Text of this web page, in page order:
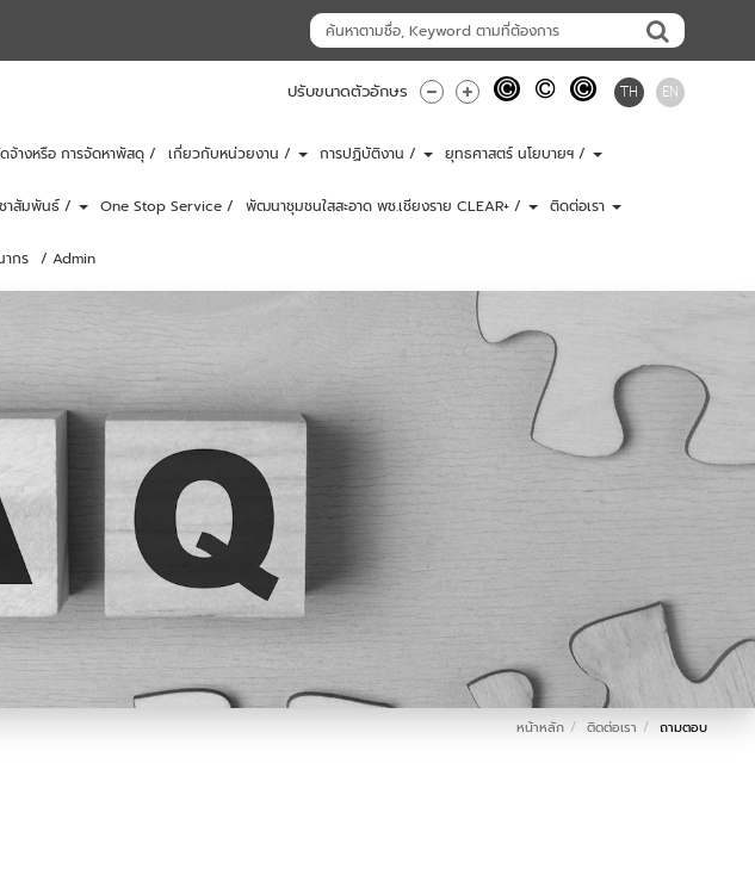
ปรับขนาดตัวอักษร TH EN
จ้างหรือ การจัดหาพัสดุ / เกี่ยวกับหน่วยงาน / การปฏิบัติงาน / ยุทธศาสตร์ นโยบายฯ /
าสัมพันธ์ / One Stop Service / พัฒนาชุมชนใสสะอาด พช.เชียงราย CLEAR+ / ติดต่อเรา
ากร / Admin
หน้าหลัก ติดต่อเรา ถามตอบ